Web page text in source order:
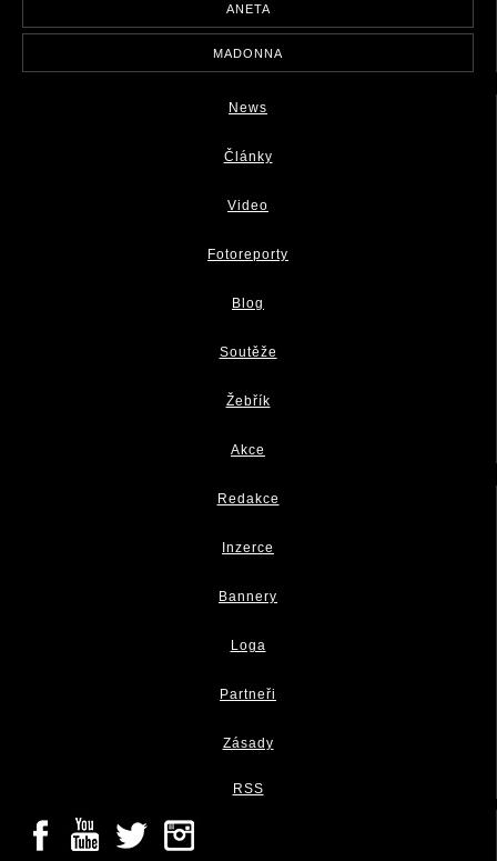
ANETA
MADONNA
News
Články
Video
Fotoreporty
Blog
Soutěže
Žebřík
Akce
Redakce
Inzerce
Bannery
Loga
Partneři
Zásady
RSS